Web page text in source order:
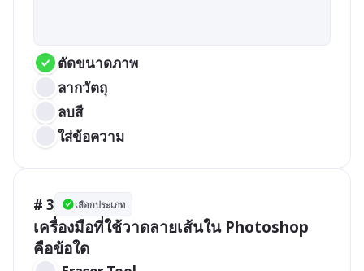
ตัดขนาดภาพ
ลากวัตถุ
ลบสี
ใส่ข้อความ
# 3 เลือกประเภท
เครื่องมือที่ใช้วาดลายเส้นใน Photoshop
คือข้อใด